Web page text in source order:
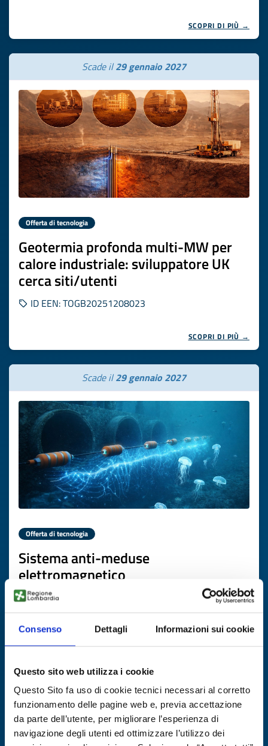
Consenso Dettagli Informazioni sui cookie
Questo sito web utilizza i cookie
Questo Sito fa uso di cookie tecnici necessari al corretto
funzionamento delle pagine web e, previa accettazione
da parte dell’utente, per migliorare l’esperienza di
navigazione degli utenti ed ottimizzare l’utilizzo dei
SCOPRI DI PIÙ →
Scade il29 gennaio 2027
Offerta di tecnologia
Geotermia profonda multi-MW per
calore industriale: sviluppatore UK
cerca siti/utenti
ID EEN: TOGB20251208023
SCOPRI DI PIÙ →
Scade il29 gennaio 2027
Offerta di tecnologia
Sistema anti-meduse
elettromagnetico
ID EEN: TOES20251203008
SCOPRI DI PIÙ →
Scade il09 gennaio 2027